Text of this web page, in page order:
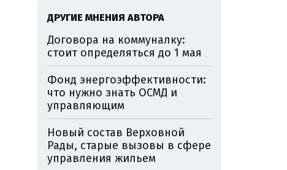
ДРУГИЕ МНЕНИЯ АВТОРА
Договора на коммуналку:
стоит определяться до 1 мая
Фонд энергоэффективности:
что нужно знать ОСМД и
управляющим
Новый состав Верховной
Рады, старые вызовы в сфере
управления жильем